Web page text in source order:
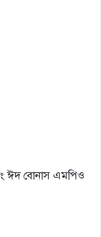
ঈদ বোনাস এমপিও